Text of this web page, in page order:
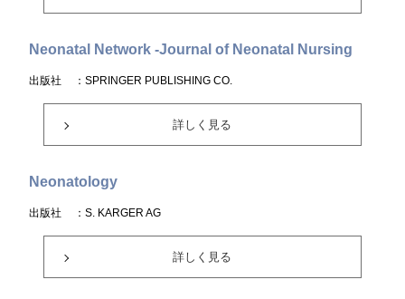
Neonatal Network -Journal of Neonatal Nursing
出版社 ：SPRINGER PUBLISHING CO.
詳しく見る
Neonatology
出版社 ：S. KARGER AG
詳しく見る